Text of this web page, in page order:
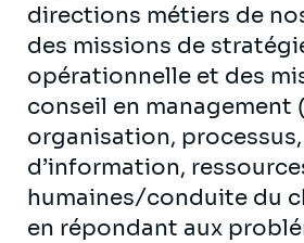
directions métiers de
des missions de
opérationnelle et des
conseil en management
organisation,
d’information,
humaines/conduite du
en répondant aux